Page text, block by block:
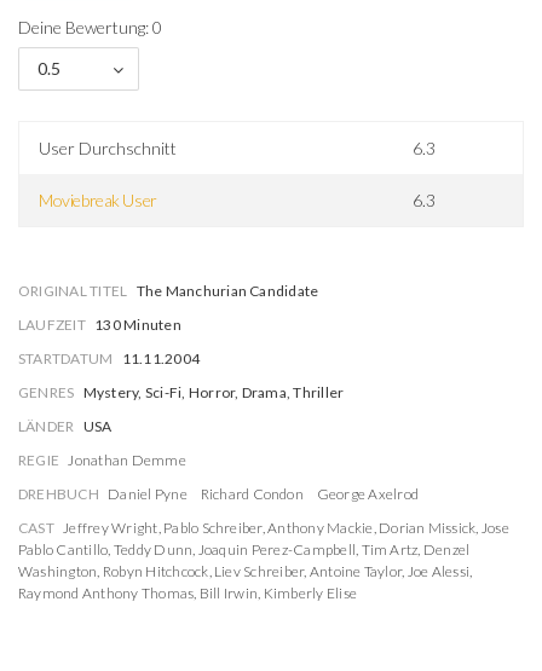
Deine Bewertung: 0
0.5
User Durchschnitt 6.3
Moviebreak User 6.3
ORIGINAL TITEL
The Manchurian Candidate
LAUFZEIT 130 Minuten
STARTDATUM
11.11.2004
GENRES Mystery, Sci-Fi, Horror, Drama, Thriller
LÄNDER USA
REGIE
Jonathan Demme
DREHBUCH Daniel Pyne Richard Condon
George Axelrod
CAST
Jeffrey Wright Pablo Schreiber,Anthony Mackie Dorian Missick Jose
Pablo Cantillo Teddy Dunn Joaquin Perez-Campbell Tim Artz Denzel
Washington Robyn Hitchcock Liev Schreiber, Antoine Taylor, Joe Alessi
Raymond Anthony Thomas Bill Irwin Kimberly Elise